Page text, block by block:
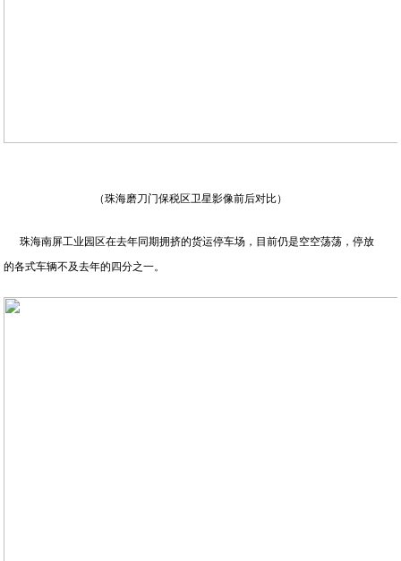
（珠海磨刀门保税区卫星影像前后对比）
珠海南屏工业园区在去年同期拥挤的货运停车场，目前仍是空空荡荡，停放
的各式车辆不及去年的四分之一。